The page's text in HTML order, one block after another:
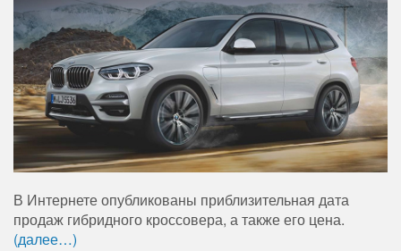
В Интернете опубликованы приблизительная дата
продаж гибридного кроссовера, а также его цена.
(далее…)